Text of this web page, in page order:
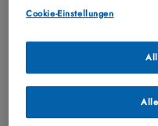
folgenden Inhalten:
(Nutzerverhalten,
angeklickt wurden,
ungekürzte IP-
Betriebssystem, Ihre
Cookie-Einstellungen